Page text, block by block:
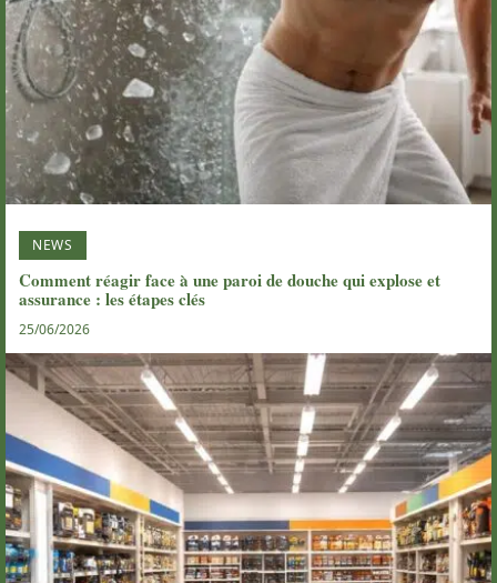
NEWS
Comment réagir face à une paroi de douche qui explose et
assurance : les étapes clés
25/06/2026